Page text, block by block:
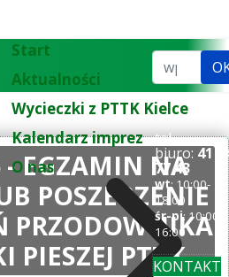
Start
Aktualności
Wycieczki z PTTK Kielce
Kalendarz imprez
O nas
Szukaj...
tel.
biuro: 41
77 43
wt: 10:00-
18:00
śr-pi: 10:00-
16:00
KONTAKT
- EGZAMIN NA
POSZERZENIE
PRZODOWNIKA
PIESZEJ PTTK